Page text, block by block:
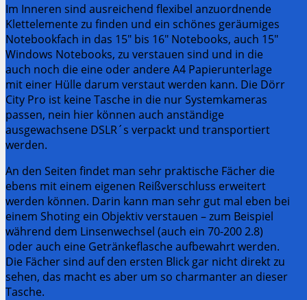
Im Inneren sind ausreichend flexibel anzuordnende
Klettelemente zu finden und ein schönes geräumiges
Notebookfach in das 15″ bis 16″ Notebooks, auch 15″
Windows Notebooks, zu verstauen sind und in die
auch noch die eine oder andere A4 Papierunterlage
mit einer Hülle darum verstaut werden kann. Die Dörr
City Pro ist keine Tasche in die nur Systemkameras
passen, nein hier können auch anständige
ausgewachsene DSLR´s verpackt und transportiert
werden.
An den Seiten findet man sehr praktische Fächer die
ebens mit einem eigenen Reißverschluss erweitert
werden können. Darin kann man sehr gut mal eben bei
einem Shoting ein Objektiv verstauen – zum Beispiel
während dem Linsenwechsel (auch ein 70-200 2.8)
oder auch eine Getränkeflasche aufbewahrt werden.
Die Fächer sind auf den ersten Blick gar nicht direkt zu
sehen, das macht es aber um so charmanter an dieser
Tasche.